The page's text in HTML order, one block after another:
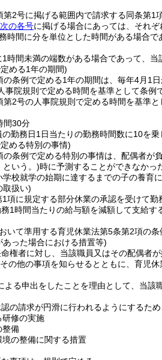
2号に掲げる範囲内で請求する同条第1
次の各号に掲げる場合にあっては、それぞ
時間に分を単位とした時間がある場合
時間未満の端数がある場合であって、
める1年の期間)
条例で定める1年の期間は、毎年4月1日
事院規則で定める時間を基準として条例
2号の人事院規則で定める時間を基準と
間30分
勤務日1日当たりの勤務時間数に10を乗
める特別の事情)
条例で定める特別の事情は、配偶者が
という。)時に予測することができなかっ
校就学の始期に達するまでの子の養育
取扱い)
項に規定する部分休業の承認を受けて勤
1時間当たりの給与額を減額して支給す
いて準用する育児休業法第5条第2項の
った場合における措置等)
権者に対し、当該職員又はその配偶者
の他の事項を知らせるとともに、育児
よる申出をしたことを理由として、当該
の請求が円滑に行われるようにするた
研修の実施
整備
の整備に関する措置